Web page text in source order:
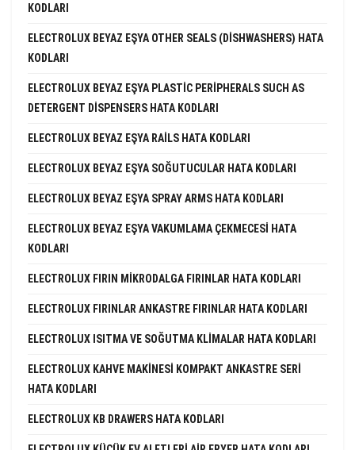
KODLARI
ELECTROLUX BEYAZ EŞYA OTHER SEALS (DISHWASHERS) HATA
KODLARI
ELECTROLUX BEYAZ EŞYA PLASTIC PERIPHERALS SUCH AS
DETERGENT DISPENSERS HATA KODLARI
ELECTROLUX BEYAZ EŞYA RAILS HATA KODLARI
ELECTROLUX BEYAZ EŞYA SOĞUTUCULAR HATA KODLARI
ELECTROLUX BEYAZ EŞYA SPRAY ARMS HATA KODLARI
ELECTROLUX BEYAZ EŞYA VAKUMLAMA ÇEKMECESI HATA
KODLARI
ELECTROLUX FIRIN MIKRODALGA FIRINLAR HATA KODLARI
ELECTROLUX FIRINLAR ANKASTRE FIRINLAR HATA KODLARI
ELECTROLUX ISITMA VE SOĞUTMA KLIMALAR HATA KODLARI
ELECTROLUX KAHVE MAKINESI KOMPAKT ANKASTRE SERI
HATA KODLARI
ELECTROLUX KB DRAWERS HATA KODLARI